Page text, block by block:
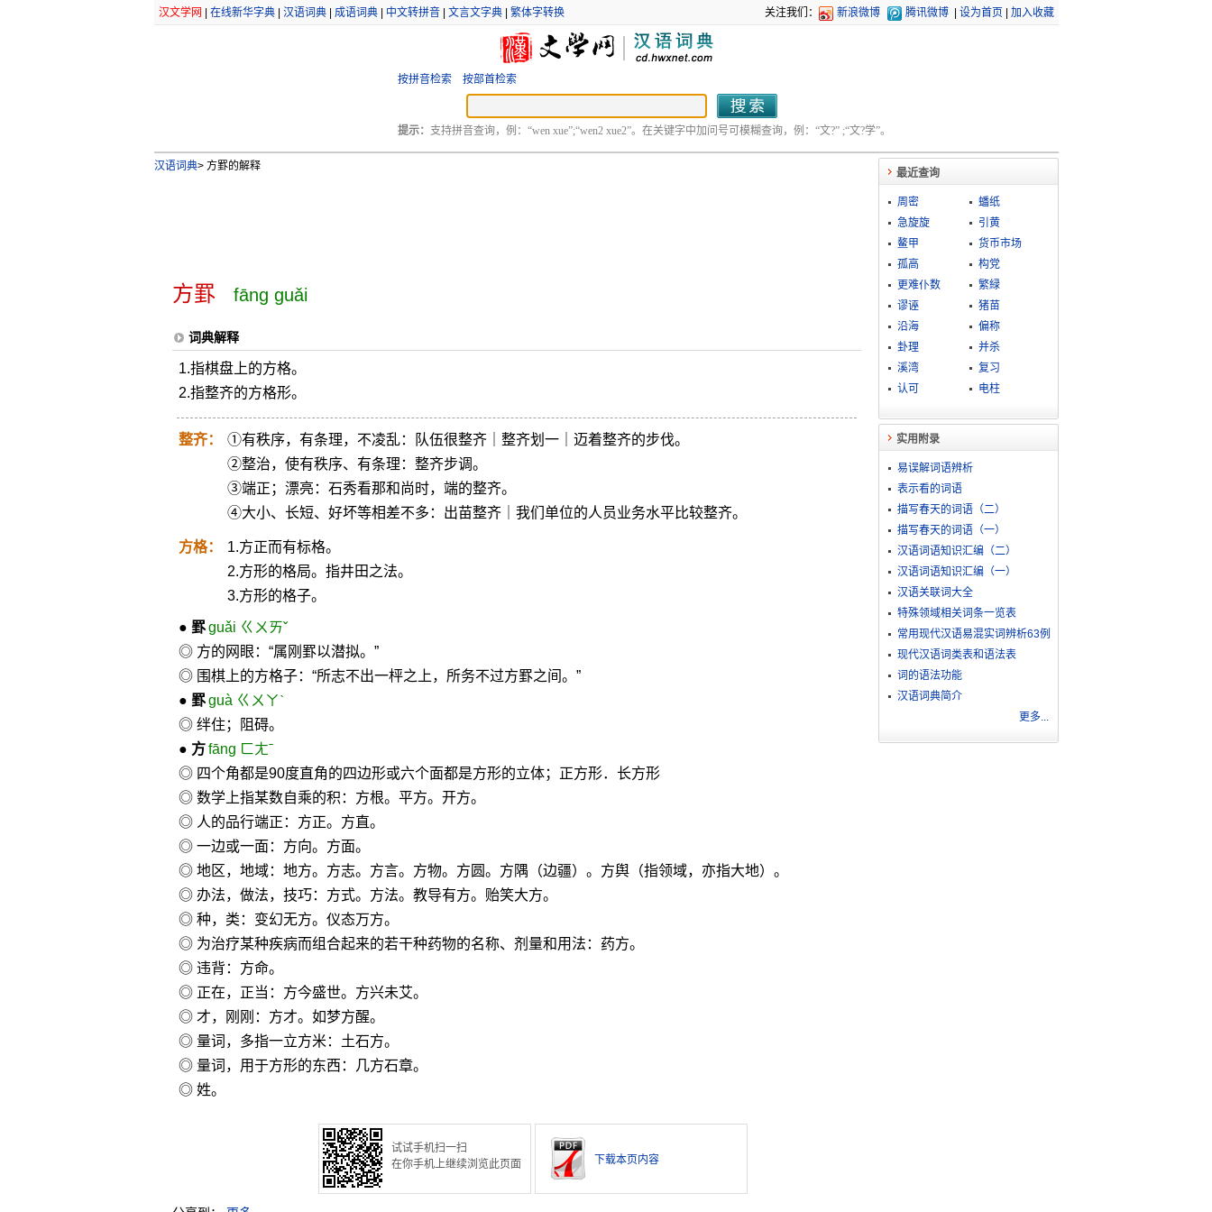
汉文学网 在线新华字典| 汉语词典| 成语词典| 中文转拼音| 文言文字典| 繁体字转换 关注我们： 新浪微博 腾讯微博 设为首页 加入收藏
按拼音检索 按部首检索
提示： 支持拼音查询，例：“wen xue”;“wen2 xue2”。在关键字中加问号可模糊查询，例：“文?” ;“文?学”。
汉语词典>方罫的解释
方罫 fāng guǎi
词典解释
1.指棋盘上的方格。
2.指整齐的方格形。
整齐：
①有秩序，有条理，不凌乱：队伍很整齐｜整齐划一｜迈着整齐的步伐。
②整治，使有秩序、有条理：整齐步调。
③端正；漂亮：石秀看那和尚时，端的整齐。
④大小、长短、好坏等相差不多：出苗整齐｜我们单位的人员业务水平比较整齐。
方格：
1.方正而有标格。
2.方形的格局。指井田之法。
3.方形的格子。
● 罫 guǎi ㄍㄨㄞˇ
◎ 方的网眼：“属刚罫以潜拟。”
◎ 围棋上的方格子：“所志不出一枰之上，所务不过方罫之间。”
● 罫 guà ㄍㄨㄚˋ
◎ 绊住；阻碍。
● 方 fāng ㄈㄤˉ
◎ 四个角都是90度直角的四边形或六个面都是方形的立体；正方形．长方形
◎ 数学上指某数自乘的积：方根。平方。开方。
◎ 人的品行端正：方正。方直。
◎ 一边或一面：方向。方面。
◎ 地区，地域：地方。方志。方言。方物。方圆。方隅（边疆）。方舆（指领域，亦指大地）。
◎ 办法，做法，技巧：方式。方法。教导有方。贻笑大方。
◎ 种，类：变幻无方。仪态万方。
◎ 为治疗某种疾病而组合起来的若干种药物的名称、剂量和用法：药方。
◎ 违背：方命。
◎ 正在，正当：方今盛世。方兴未艾。
◎ 才，刚刚：方才。如梦方醒。
◎ 量词，多指一立方米：土石方。
◎ 量词，用于方形的东西：几方石章。
◎ 姓。
试试手机扫一扫
在你手机上继续浏览此页面
下载本页内容
最近查询
周密
蟠纸
急旋旋
引黄
鳌甲
货币市场
孤高
构党
更难仆数
繁緑
谬诬
猪苗
沿海
偏称
卦理
并杀
溪湾
复习
认可
电柱
实用附录
易误解词语辨析
表示看的词语
描写春天的词语（二）
描写春天的词语（一）
汉语词语知识汇编（二）
汉语词语知识汇编（一）
汉语关联词大全
特殊领域相关词条一览表
常用现代汉语易混实词辨析63例
现代汉语词类表和语法表
词的语法功能
汉语词典简介
更多...